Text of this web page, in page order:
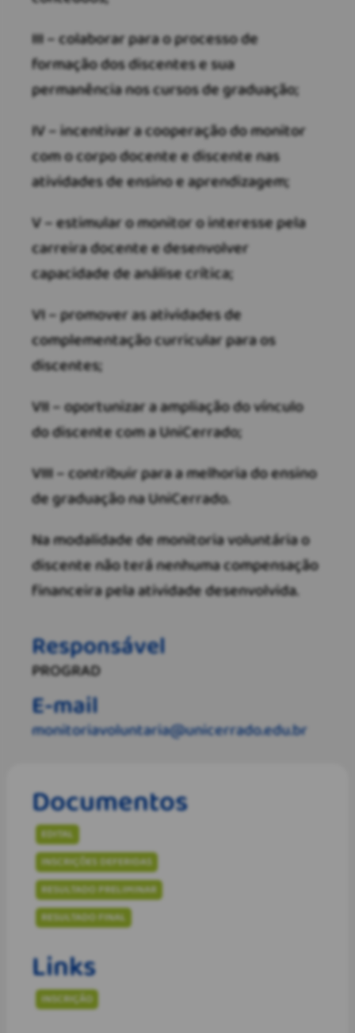
III – colaborar para o processo de
formação dos discentes e sua
permanência nos cursos de graduação;
IV – incentivar a cooperação do monitor
com o corpo docente e discente nas
atividades de ensino e aprendizagem;
V – estimular o monitor o interesse pela
carreira docente e desenvolver
capacidade de análise crítica;
VI – promover as atividades de
complementação curricular para os
discentes;
VII – oportunizar a ampliação do vínculo
do discente com a UniCerrado;
VIII – contribuir para a melhoria do ensino
de graduação na UniCerrado.
Na modalidade de monitoria voluntária o
discente não terá nenhuma compensação
financeira pela atividade desenvolvida.
Responsável
PROGRAD
E-mail
monitoriavoluntaria@unicerrado.edu.br
Documentos
EDITAL
INSCRIÇÕES DEFERIDAS
RESULTADO PRELIMINAR
RESULTADO FINAL
Links
INSCRIÇÃO